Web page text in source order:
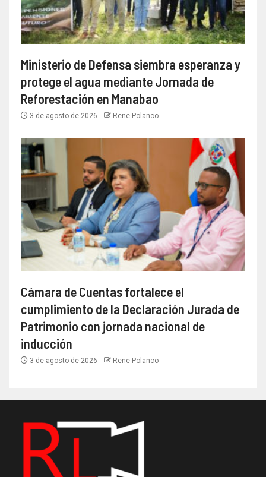
Ministerio de Defensa siembra esperanza y
protege el agua mediante Jornada de
Reforestación en Manabao
3 de agosto de 2026 Rene Polanco
Cámara de Cuentas fortalece el
cumplimiento de la Declaración Jurada de
Patrimonio con jornada nacional de
inducción
3 de agosto de 2026 Rene Polanco